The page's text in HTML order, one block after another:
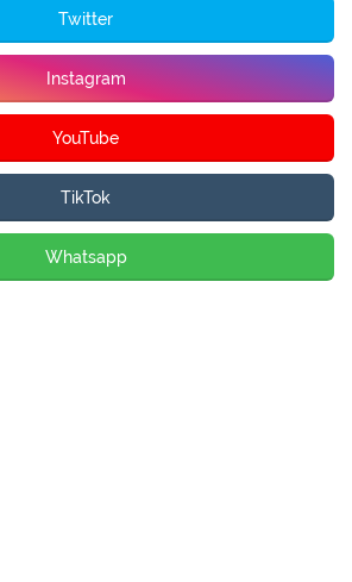
Twitter
Instagram
YouTube
TikTok
Whatsapp